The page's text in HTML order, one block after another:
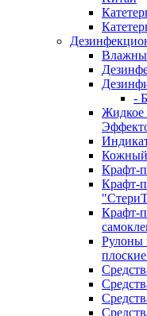
-
Кожный
Крафт-
Крафт-
Крафт-
Рулоны